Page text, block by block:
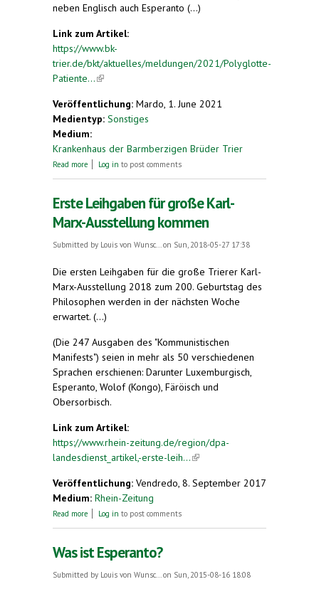
neben Englisch auch Esperanto (...)
Link zum Artikel:
https://www.bk-
trier.de/bkt/aktuelles/meldungen/2021/Polyglotte-
Patiente...(link is external)
Veröffentlichung: Mardo, 1. June 2021
Medientyp: Sonstiges
Medium:
Krankenhaus der Barmberzigen Brüder Trier
Read more about Polyglotte Patientenversorgung
Log in to post comments
Erste Leihgaben für große Karl-
Marx-Ausstellung kommen
Submitted by Louis von Wunsc... on Sun, 2018-05-27 17:38
Die ersten Leihgaben für die große Trierer Karl-
Marx-Ausstellung 2018 zum 200. Geburtstag des
Philosophen werden in der nächsten Woche
erwartet. (...)
(Die 247 Ausgaben des "Kommunistischen
Manifests") seien in mehr als 50 verschiedenen
Sprachen erschienen: Darunter Luxemburgisch,
Esperanto, Wolof (Kongo), Färöisch und
Obersorbisch.
Link zum Artikel:
https://www.rhein-zeitung.de/region/dpa-
landesdienst_artikel,-erste-leih...(link is external)
Veröffentlichung: Vendredo, 8. September 2017
Medium: Rhein-Zeitung
Read more about Erste Leihgaben für große Karl-Marx-
Log in to post comments
Was ist Esperanto?
Submitted by Louis von Wunsc... on Sun, 2015-08-16 18:08